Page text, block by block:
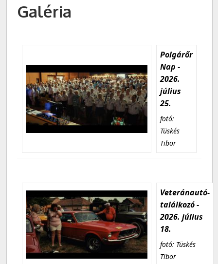
Galéria
Polgárőr
Nap -
2026.
július
25.
fotó:
Tüskés
Tibor
Veteránautó-
találkozó -
2026. július
18.
fotó: Tüskés
Tibor